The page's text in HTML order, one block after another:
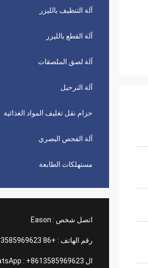
آلة التنظيف بالليزر
آلة القطع بالليزر
آلة لصق الملصقات
آلة الترحيل
حزام نقل تغليف المواد الغذائية
آلة الفحص البصري
مستهلكات الطابعة
اتصل شخص : Eason
رقم الهاتف : +86 13585969623
ال WhatsApp : +8613585969623